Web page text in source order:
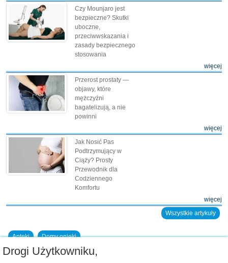
Czy Mounjaro jest
bezpieczne? Skutki
uboczne,
przeciwwskazania i
zasady bezpiecznego
stosowania
więcej
Przerost prostaty —
objawy, które
mężczyźni
bagatelizują, a nie
powinni
więcej
Jak Nosić Pas
Podtrzymujący w
Ciąży? Prosty
Przewodnik dla
Codziennego
Komfortu
więcej
Wszystkie artykuły
Apteki Domy opieki
Dodaj placówkę do bazy
Drogi Użytkowniku,